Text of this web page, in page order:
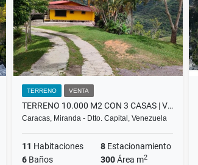
TERRENO VENTA
TERRENO 10.000 M2 CON 3 CASAS | VENTA | BARUTA | SECTOR GAVILÁN RH
Caracas, Miranda - Dtto. Capital, Venezuela
11 Habitaciones 8Estacionamiento
6Baños 300Área m2